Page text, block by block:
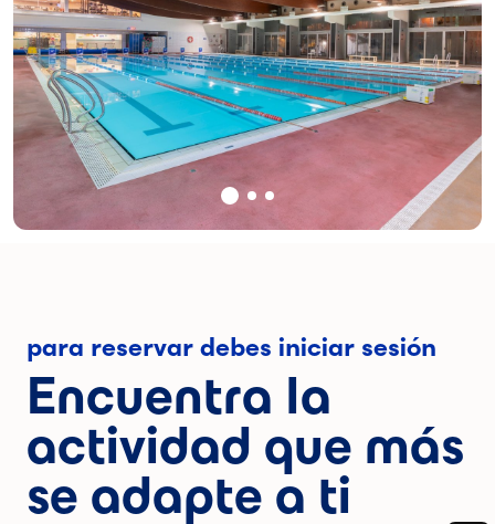
para reservar debes iniciar sesión
Encuentra la
actividad que más
se adapte a ti